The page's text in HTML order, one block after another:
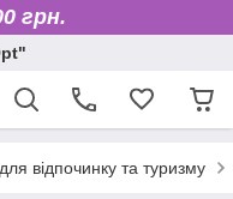
грн.
відпочинку та туризму